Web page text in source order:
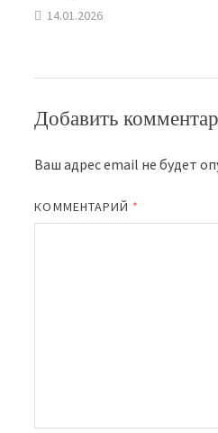
14.01.2026
Добавить
Ваш адрес email не будет
КОММЕНТАРИЙ *